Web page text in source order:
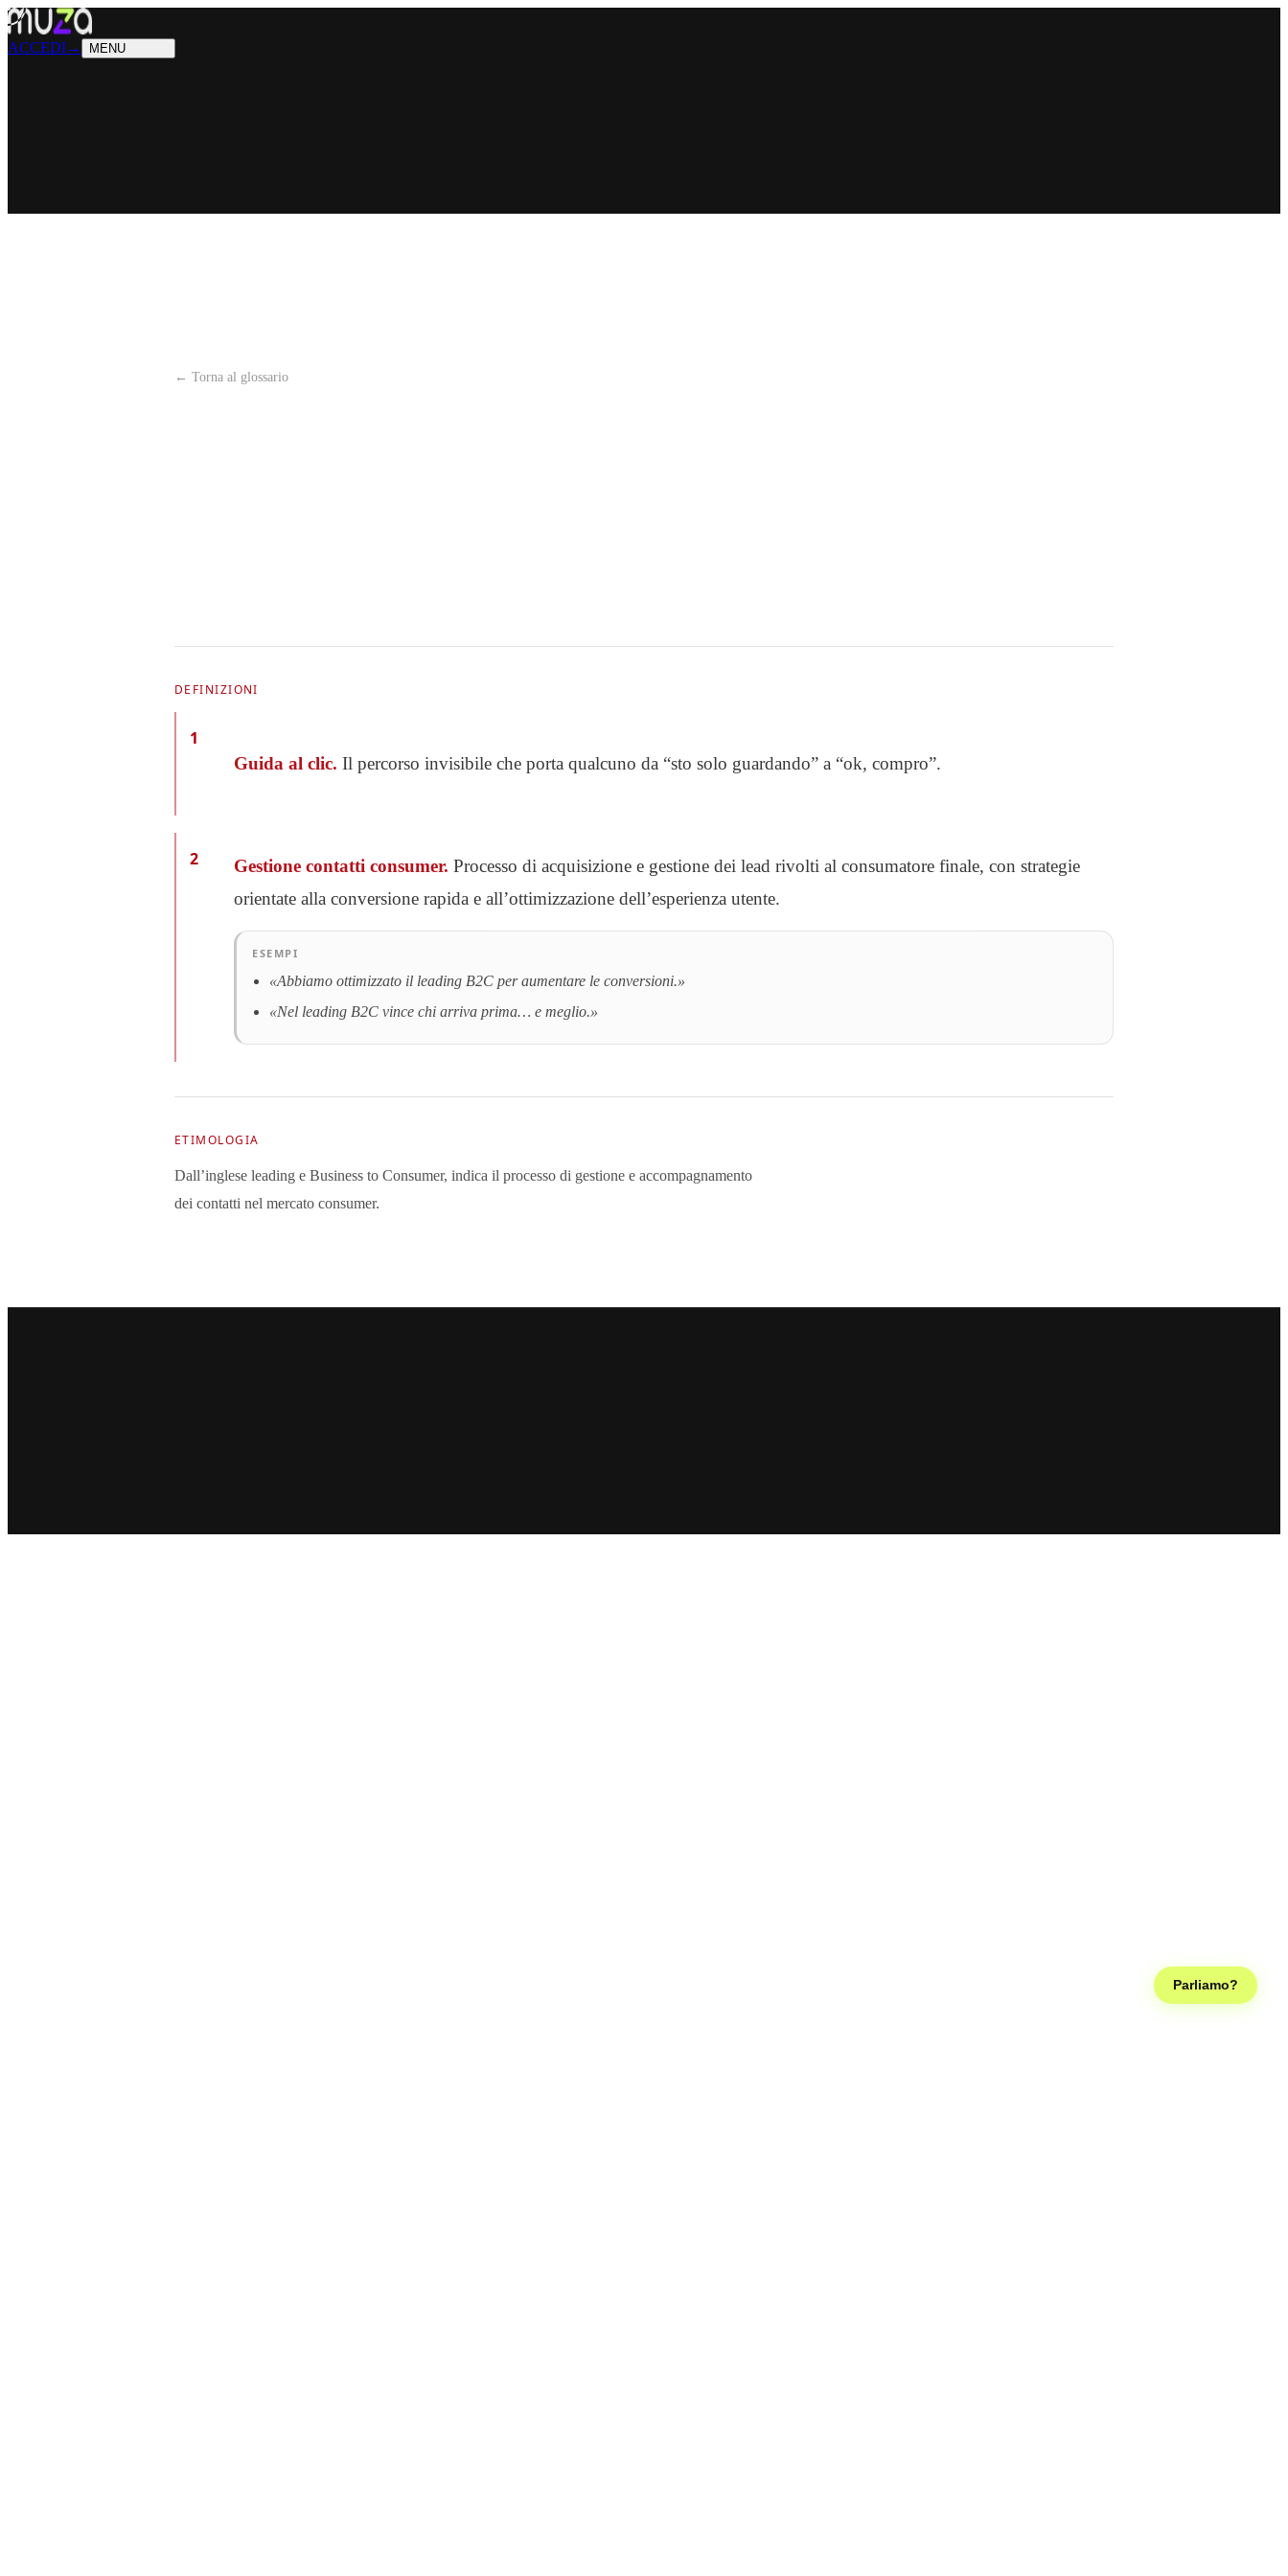
ACCEDI→ MENU
PRODOTTI Cosa sappiamo fare
SOLUZIONIChi possiamo aiutare
← Torna al glossario
DEFINIZIONI
1
Guida al clic. Il percorso invisibile che porta qualcuno da “sto solo guardando” a “ok, compro”.
2 Gestione contatti consumer. Processo di acquisizione e gestione dei lead rivolti al consumatore finale, con strategie
orientate alla conversione rapida e all’ottimizzazione dell’esperienza utente.
ESEMPI
«Abbiamo ottimizzato il leading B2C per aumentare le conversioni.»
«Nel leading B2C vince chi arriva prima… e meglio.»
ETIMOLOGIA
Dall’inglese leading e Business to Consumer, indica il processo di gestione e accompagnamento
dei contatti nel mercato consumer.
Parliamo?